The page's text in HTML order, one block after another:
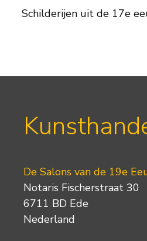
Schilderijen uit de 17e
De Salons van de 19e
Notaris Fischerstraat 30
6711 BD Ede
Nederland